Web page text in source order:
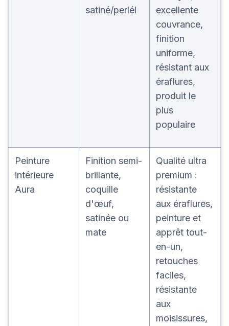
satiné/perlél
excellente
couvrance,
finition
uniforme,
résistant aux
éraflures,
produit le
plus
populaire
Peinture
intérieure
Aura
Finition semi-
brillante,
coquille
d'œuf,
satinée ou
mate
Qualité ultra
premium :
résistante
aux éraflures,
peinture et
apprêt tout-
en-un,
retouches
faciles,
résistante
aux
moisissures,